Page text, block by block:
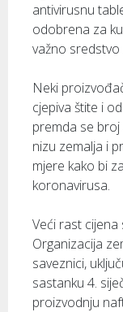
antivirusnu
odobrena za
važno
Neki
cjepiva štite i
premda se
nizu zemalja i
mjere kako bi
koronavirusa.
Veći rast cijena
Organizacija
saveznici,
sastanku 4.
proizvodnju